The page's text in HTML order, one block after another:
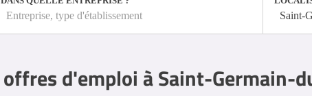
Entreprise, type d'établissement Saint-
offres d'emploi à Saint-Germain-